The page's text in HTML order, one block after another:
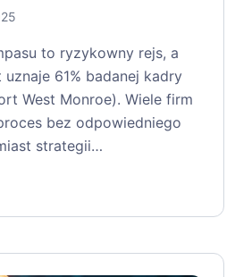
to ryzykowny rejs, a
61% badanej kadry
West Monroe). Wiele firm
bez odpowiedniego
strategii…